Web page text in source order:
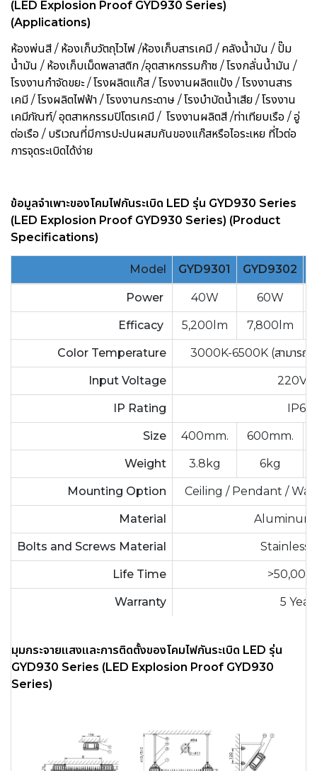
(LED Explosion Proof GYD930 Series)
(Applications)
ห้องพ่นสี / ห้องเก็บวัตถุไวไฟ /ห้องเก็บสารเคมี / คลังน้ำมัน / ปั๊ม
น้ำมัน / ห้องเก็บเม็ดพลาสติก /อุตสาหกรรมก๊าซ / โรงกลั่นน้ำมัน /
โรงงานกำจัดขยะ / โรงผลิตแก๊ส / โรงงานผลิตแป้ง / โรงงานสาร
เคมี / โรงผลิตไฟฟ้า / โรงงานกระดาษ / โรงบำบัดน้ำเสีย / โรงงาน
เคมีภัณฑ์/ อุตสาหกรรมปิโตรเคมี / โรงงานผลิตสี /ท่าเทียบเรือ / อู่
ต่อเรือ / บริเวณที่มีการปะปนผสมกันของแก๊สหรือไอระเหย ที่ไวต่อ
การจุดระเบิดได้ง่าย
ข้อมูลจำเพาะของโคมไฟกันระเบิด LED รุ่น GYD930 Series
(LED Explosion Proof GYD930 Series) (Product
Specifications)
Model GYD9301 GYD9302
Power 40W 60W
Efficacy 5,200lm 7,800lm
Color Temperature 3000K-6500K (สามารถเ
Input Voltage
IP Rating IP66
Size 400mm. 600mm.
Weight 3.8kg 6kg
Mounting Option Ceiling / Pendant /
Material Aluminum
Bolts and Screws Material Stainless
Life Time
Warranty 5
มุมกระจายแสงและการติดตั้งของโคมไฟกันระเบิด LED รุ่น
GYD930 Series (LED Explosion Proof GYD930
Series)